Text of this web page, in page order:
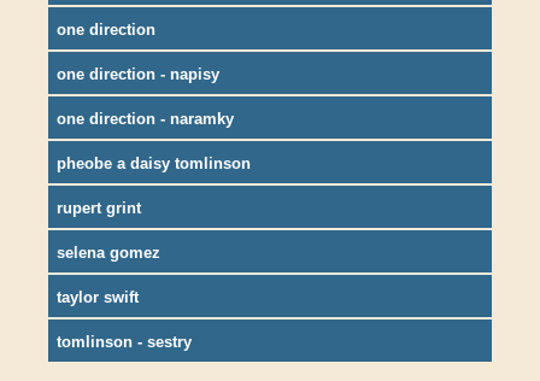
one direction
one direction - napisy
one direction - naramky
pheobe a daisy tomlinson
rupert grint
selena gomez
taylor swift
tomlinson - sestry